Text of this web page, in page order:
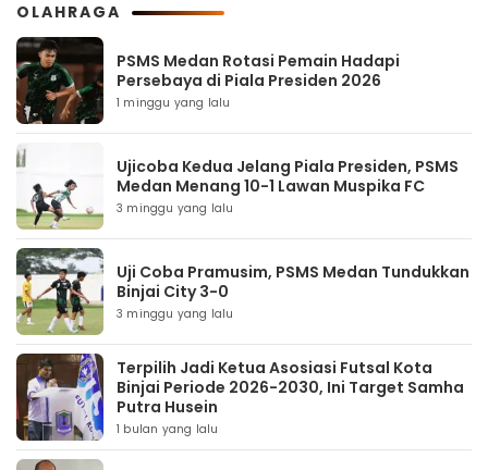
OLAHRAGA
PSMS Medan Rotasi Pemain Hadapi
Persebaya di Piala Presiden 2026
1 minggu yang lalu
Ujicoba Kedua Jelang Piala Presiden, PSMS
Medan Menang 10-1 Lawan Muspika FC
3 minggu yang lalu
Uji Coba Pramusim, PSMS Medan Tundukkan
Binjai City 3-0
3 minggu yang lalu
Terpilih Jadi Ketua Asosiasi Futsal Kota
Binjai Periode 2026-2030, Ini Target Samha
Putra Husein
1 bulan yang lalu